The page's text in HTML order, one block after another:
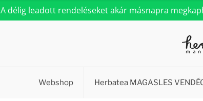
A délig leadott rendeléseket akár másnapra
Webshop Herbatea MAGASLES